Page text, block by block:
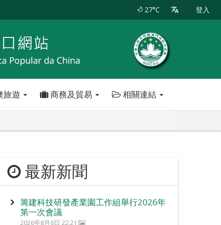
27°C 登入
遊 商務及貿易 相關連結
最新新聞
籌建科技研發產業園工作組舉行2026年
第一次會議
2026年8月6日 22:21